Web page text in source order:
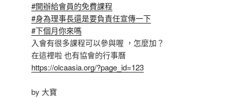
#開辦給會員的免費課程
#身為理事長還是要負責任宣傳一下
#下個月你來嗎
入會有很多課程可以參與喔 ，怎麼加？
在這裡啦 也有協會的行事曆
https://olcaasia.org/?page_id=123
by 大寶